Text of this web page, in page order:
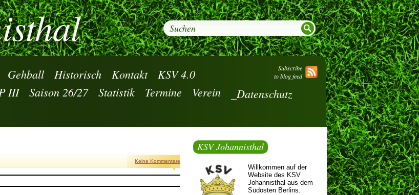
Subscribe
to blog feed
Gehball Historisch Kontakt
KSV 4.0
III Saison 26/27 Statistik Termine Verein
_Datenschutz
Keine Kommentare
KSV Johannisthal
Willkommen auf der
Website des KSV
Johannisthal aus dem
Südosten Berlins.